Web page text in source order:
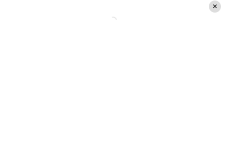
Junto a esto, Pancho publicó su mensaje junto a
un extracto del capítulo de «Lugares que hablan»